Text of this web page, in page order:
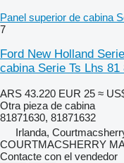
Panel superior de cabina
7
Ford New Holland
cabina Serie Ts Lhs 81
ARS 43.220 EUR 25 ≈
Otra pieza de cabina
81871630, 81871632
Irlanda,
COURTMACSHERRY
Contacte con el vendedor